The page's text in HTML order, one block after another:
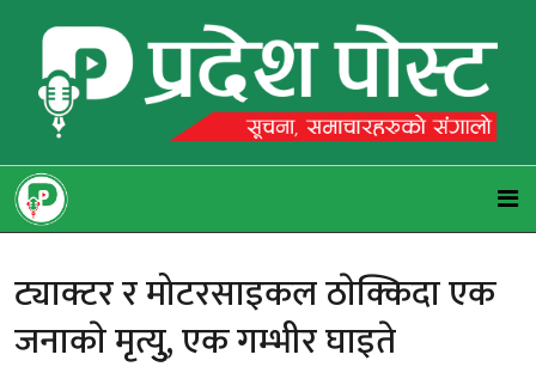
ट्याक्टर र मोटरसाइकल ठाेक्किदा एक
जनाकाे मृत्युु, एक गम्भीर घाइते